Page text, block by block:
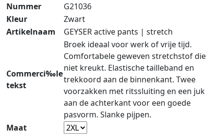
Nummer
G21036
Kleur
Zwart
Artikelnaam
GEYSER active pants | stretch
Commerci‰le
tekst
Broek ideaal voor werk of vrije tijd.
Comfortabele geweven stretchstof die
niet kreukt. Elastische tailleband en
trekkoord aan de binnenkant. Twee
voorzakken met ritssluiting en een juk
aan de achterkant voor een goede
pasvorm. Slanke pijpen.
Maat